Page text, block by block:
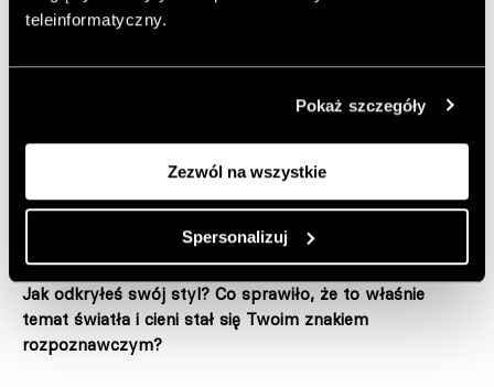
teleinformatyczny.
Pokaż szczegóły
Zezwól na wszystkie
Spersonalizuj
słońca jest niewiele?
sylwetek i cieni, które kładą się podczas letnich dni.
Staram się łapać każdą odrobinę słońca, które wyjdzie
zza chmur. Dostaję też mnóstwo inspiracji w formie
światłem, które akurat zatańczyło im na ścianie.
Jak odkryłeś swój styl? Co sprawiło, że to właśnie
temat światła i cieni stał się Twoim znakiem
rozpoznawczym?